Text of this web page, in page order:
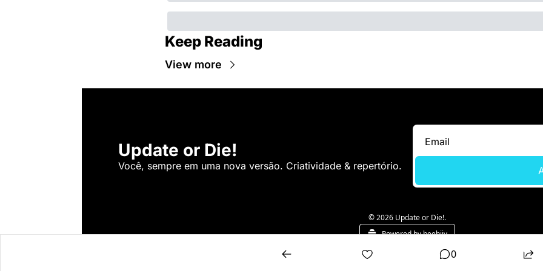
Keep Reading
View more
Update or Die!
Você, sempre em uma nova versão. Criatividade & repertório.
© 2026 Update or Die!.
Powered by beehiiv
0